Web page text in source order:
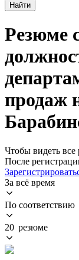
Найти
Резюме
продаж
Чтобы видеть все
После
За всё время
По соответствию
20 резюме